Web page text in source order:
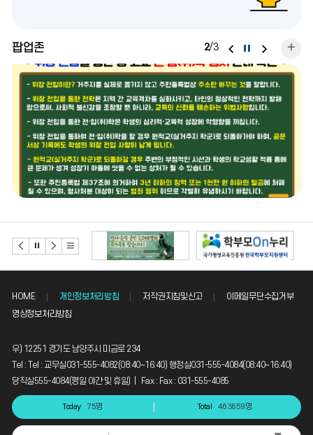
팝업존
업
존
다
음
팝
업
존
정
지
팝
업
존
이
전
2/3
업
HOME 개인정보처리방침 저작권지침및신고
이메일무단수집거부
영상정보처리방침
우) 12251 경기도 남양주시 미금로 234
Tel : Tel : 교무실031-555-4082(08:40~16:40) 행정실031-555-4084(08:40~16:40)
당직실555-4084(평일 야간 및 휴일) | Fax : Fax : 031-555-4085
Today 75명 Total 463659명